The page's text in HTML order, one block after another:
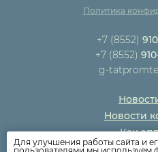
Политика
+7 (8552)
+7 (8552)
g-
Новости
Как
Для улучшения работы сайта и